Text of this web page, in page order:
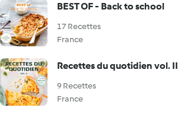
BEST OF - Back to school
17 Recettes
France
Recettes du quotidien vol. II
9 Recettes
France